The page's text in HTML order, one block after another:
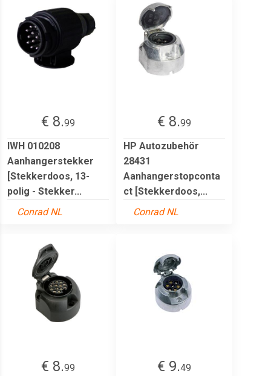
€ 8.99
IWH 010208
Aanhangerstekker
[Stekkerdoos, 13-
polig - Stekker...
Conrad NL
€ 8.99
HP Autozubehör
28431
Aanhangerstopconta
ct [Stekkerdoos,...
Conrad NL
€ 8.99 € 9.49